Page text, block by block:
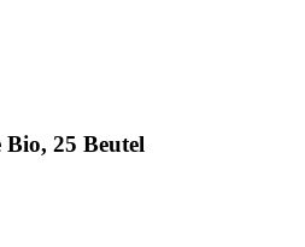
25 Beutel